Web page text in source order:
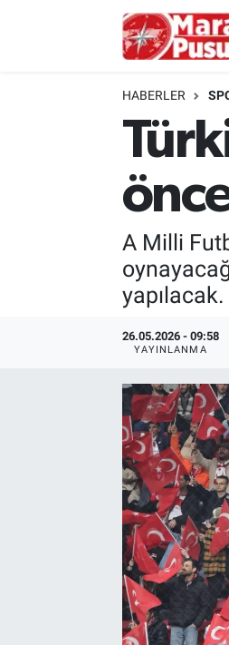
HABERLER
A Milli
yapılacak.
26.05.2026 - 09:58
YAYINLANMA
Kültür Sanat
TEKNOLOJİ
Bilim, Teknoloji
İstanbul Hava Durumu
İstanbul Namaz Vakitleri
İstanbul Trafik Yoğunluk
Süper Lig Puan Durumu
Tüm Manşetler
Son Dakika Haberleri
Haber Arşivi